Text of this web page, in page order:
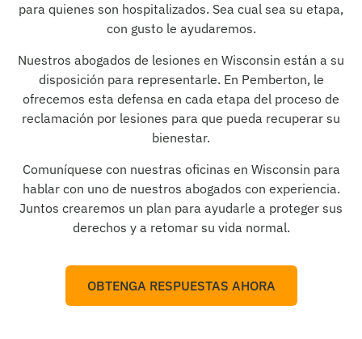
para quienes son hospitalizados. Sea cual sea su etapa,
con gusto le ayudaremos.
Nuestros abogados de lesiones en Wisconsin están a su
disposición para representarle. En Pemberton, le
ofrecemos esta defensa en cada etapa del proceso de
reclamación por lesiones para que pueda recuperar su
bienestar.
Comuníquese con nuestras oficinas en Wisconsin para
hablar con uno de nuestros abogados con experiencia.
Juntos crearemos un plan para ayudarle a proteger sus
derechos y a retomar su vida normal.
OBTENGA RESPUESTAS AHORA